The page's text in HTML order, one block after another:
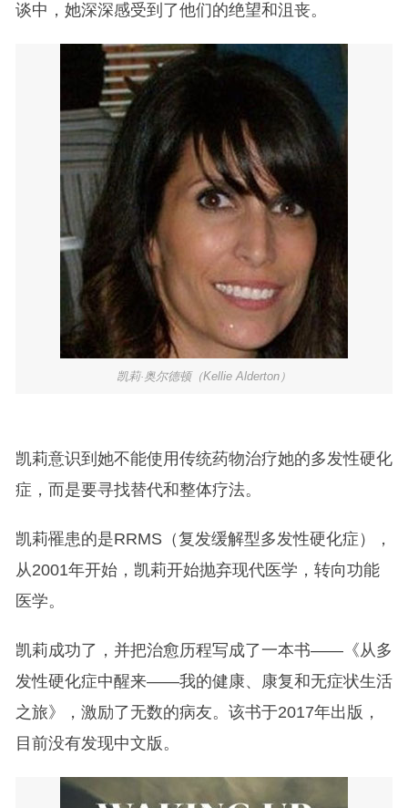
谈中，她深深感受到了他们的绝望和沮丧。
凯莉·奥尔德顿（Kellie Alderton）
凯莉意识到她不能使用传统药物治疗她的多发性硬化
症，而是要寻找替代和整体疗法。
凯莉罹患的是RRMS（复发缓解型多发性硬化症），
从2001年开始，凯莉开始抛弃现代医学，转向功能
医学。
凯莉成功了，并把治愈历程写成了一本书——《从多
发性硬化症中醒来——我的健康、康复和无症状生活
之旅》，激励了无数的病友。该书于2017年出版，
目前没有发现中文版。